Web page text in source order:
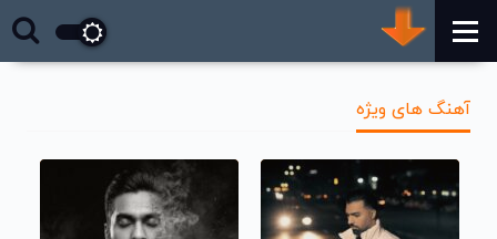
آهنگ های ویژه